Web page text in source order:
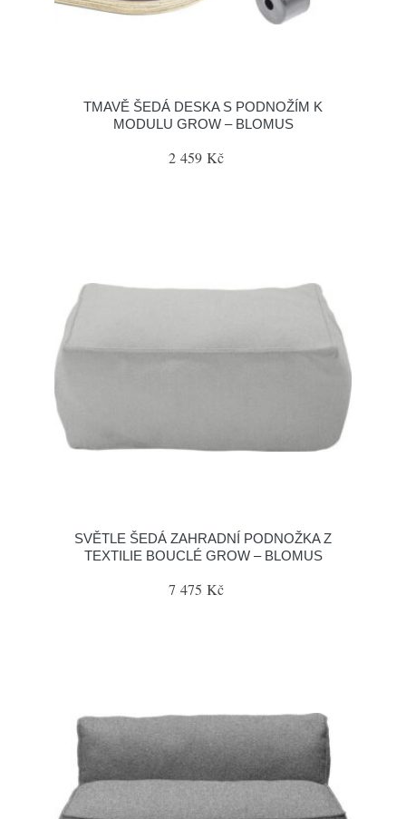
TMAVĚ ŠEDÁ DESKA S PODNOŽÍM K
MODULU GROW – BLOMUS
2 459 Kč
SVĚTLE ŠEDÁ ZAHRADNÍ PODNOŽKA Z
TEXTILIE BOUCLÉ GROW – BLOMUS
7 475 Kč